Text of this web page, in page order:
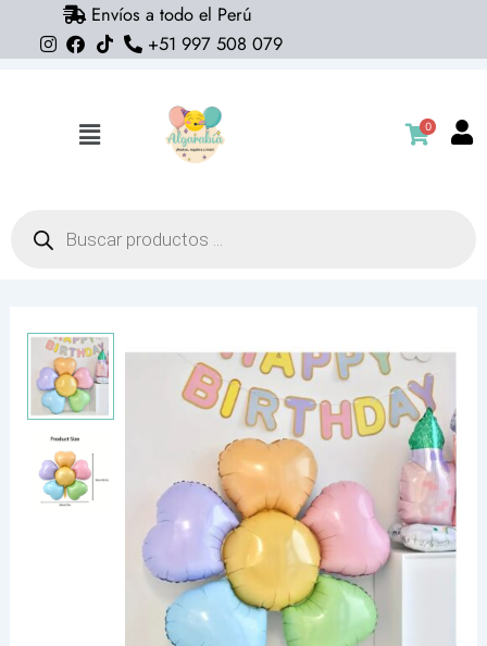
Envíos a todo el Perú
+51 997 508 079
Flyout
0
productos
Globo
de
flor
94cm
98cm
(con
helio)